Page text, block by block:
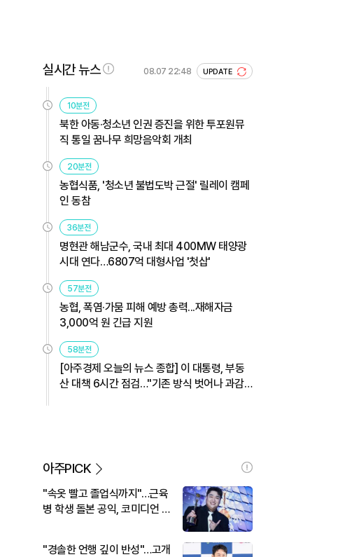
실시간 뉴스 08.07 22:48 UPDATE
10분전
북한 아동·청소년 인권 증진을 위한 투포원뮤
직 통일 꿈나무 희망음악회 개최
20분전
농협식품, '청소년 불법도박 근절' 릴레이 캠페
인 동참
36분전
명현관 해남군수, 국내 최대 400MW 태양광
시대 연다…6807억 대형사업 '첫삽'
57분전
농협, 폭염·가뭄 피해 예방 총력...재해자금
3,000억 원 긴급 지원
58분전
[아주경제 오늘의 뉴스 종합] 이 대통령, 부동
산 대책 6시간 점검…"기존 방식 벗어나 과감
아주PICK
"속옷 빨고 졸업식까지"…근육
병 학생 돌본 공익, 코미디언 김
"경솔한 언행 깊이 반성"…고개